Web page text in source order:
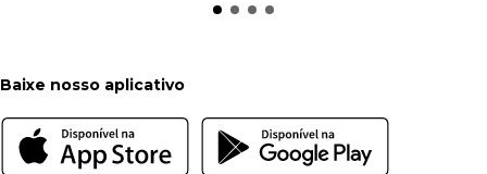
Baixe nosso aplicativo